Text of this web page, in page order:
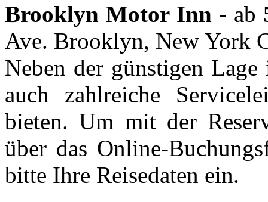
Brooklyn Motor Inn - ab
Ave. Brooklyn, New York
Neben der günstigen
auch zahlreiche
bieten. Um mit der
über das Online-
bitte Ihre Reisedaten ein.